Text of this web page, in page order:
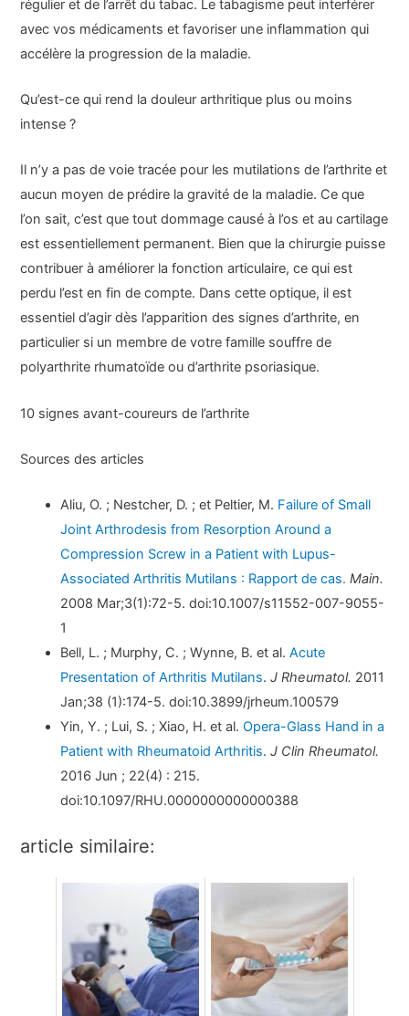
régulier et de l’arrêt du tabac. Le tabagisme peut interférer
avec vos médicaments et favoriser une inflammation qui
accélère la progression de la maladie.
Qu’est-ce qui rend la douleur arthritique plus ou moins
intense ?
Il n’y a pas de voie tracée pour les mutilations de l’arthrite et
aucun moyen de prédire la gravité de la maladie. Ce que
l’on sait, c’est que tout dommage causé à l’os et au cartilage
est essentiellement permanent. Bien que la chirurgie puisse
contribuer à améliorer la fonction articulaire, ce qui est
perdu l’est en fin de compte. Dans cette optique, il est
essentiel d’agir dès l’apparition des signes d’arthrite, en
particulier si un membre de votre famille souffre de
polyarthrite rhumatoïde ou d’arthrite psoriasique.
10 signes avant-coureurs de l’arthrite
Sources des articles
Aliu, O. ; Nestcher, D. ; et Peltier, M. Failure of Small
Joint Arthrodesis from Resorption Around a
Compression Screw in a Patient with Lupus-
Associated Arthritis Mutilans : Rapport de cas. Main.
2008 Mar;3(1):72-5. doi:10.1007/s11552-007-9055-
1
Bell, L. ; Murphy, C. ; Wynne, B. et al.Acute
Presentation of Arthritis Mutilans.J Rheumatol. 2011
Jan;38 (1):174-5. doi:10.3899/jrheum.100579
Yin, Y. ; Lui, S. ; Xiao, H. et al.Opera-Glass Hand in a
Patient with Rheumatoid Arthritis.J Clin Rheumatol.
2016 Jun ; 22(4) : 215.
doi:10.1097/RHU.0000000000000388
article similaire: